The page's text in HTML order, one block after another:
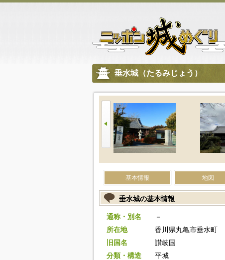
垂水城（たるみじょう）
基本情報 地図
垂水城の基本情報
通称・別名
－
所在地
香川県丸亀市垂水町
旧国名
讃岐国
分類・構造
平城